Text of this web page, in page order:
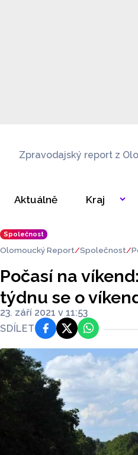
Zpravodajský report z
Aktuálně Kraj
Společnost
Olomoucký Report Společnost
Počasí na
týdnu se o
23. září 2021 v 11:53
SDÍLET
FacebookPlatforma X
WhatsApp